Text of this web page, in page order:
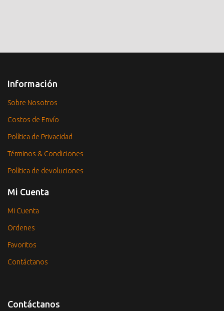
Información
Sobre Nosotros
Costos de Envío
Política de Privacidad
Términos & Condiciones
Política de devoluciones
Mi Cuenta
Mi Cuenta
Ordenes
Favoritos
Contáctanos
Contáctanos